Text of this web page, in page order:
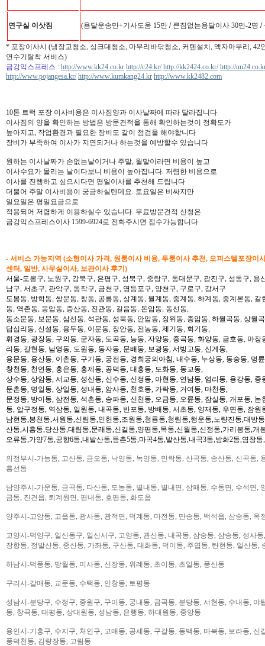
연구실 이삿짐 (용달운송만+기사도움 15만 /큰짐없는용달이사 30만-2명 /
* 포장이사시 (냉장고청소, 싱크대청소, 마무리바닦청소, 커텐설치, 액자마무리,
연수기탈착 서비스)
금강익스프레스 : http://www.kk24.co.kr http://c24.kr/ http://kk2424.co.kr/ http://
http://www.pojangesa.kr/ http://www.kumkang24.kr http://www.kk2482.com
10톤 트럭 포장 이사비용은 이사짐양과 이사날짜에 따라 달라집니다
이사짐의 양을 확인하는 방법은 방문견적을 통해 확인하는것이 정확도가
높아지고, 작업환경과 필요한 장비도 같이 점검을 해야합니다
장비가 부족하여 이사가 지연되거나 하는것을 예방할수 있습니다
원하는 이사날짜가 손없는날이거나 주말, 월말이라면 비용이 높고
이사수요가 몰리는 날이다보니 비용이 높아집니다. 저렴한 비용으로
이사를 진행하고 싶으시다면 평일이사를 추천해 드립니다
더불어 주말 이사비용이 궁금하실텐데요. 토요일은 비싸지만
일요일은 평일요금으로
적용되어 저렴하게 이용하실수 있습니다. 무료방문견적 신청은
금강익스프레스이사 1599-6924로 전화주시면 접수가능합니다
- 서비스 가능지역 (소형이사 가격, 원룸이사 비용, 투룸이사 추천, 오피스텔포장이
센터, 일반, 사무실이사, 보관이사 후기)
서울-도봉구, 노원구, 강북구, 은평구, 성북구, 중랑구, 동대문구, 광진구, 성동구,
남구, 서초구, 관악구, 동작구, 금천구, 영등포구, 양천구, 구로구, 강서구
도봉동, 방학동, 쌍문동, 창동, 공릉동, 상계동, 월계동, 중계동, 하계동, 중계본동,
동, 역촌동, 응암동, 증산동, 진관동, 길음동, 돈암동, 동선동,
동소문동, 보문동, 삼선동, 석관동, 성북동, 안암동, 장위동, 종암동, 하월곡동, 상월
답십리동, 신설동, 용두동, 이문동, 장안동, 전농동, 제기동, 회기동,
휘경동, 광장동, 구의동, 군자동, 도곡동, 능동, 자양동, 중곡동, 화양동, 금호동, 마
리동, 갈현동, 남영동, 도원동, 동자동, 문배동, 보광동, 서빙고동, 신계동,
용문동, 용산동, 이촌동, 구기동, 궁전동, 경희궁의아침, 내수동, 누상동, 동숭동, 명
창천동, 천연동, 홍은동, 홍제동, 공덕동, 대흥동, 도화동, 동교동,
상수동, 상암동, 서교동, 성산동, 신수동, 신정동, 아현동, 연남동, 염리동, 용강동,
둔촌동, 명일동, 상일동, 성내동, 암사동, 천호동, 가락동, 거여동, 마천동,
문정동, 방이동, 삼전동, 석촌동, 송파동, 신천동, 오금동, 오륜동, 잠실동, 개포동,
동, 압구정동, 역삼동, 일원동, 내곡동, 반포동, 방배동, 서초동, 양재동, 우면동, 잠원
남현동,봉천동,서원동,신림동,인헌동,조원동,청룡동,청림동,행운동,노량진동,대방
산동,시흥동,당산동,대림동,문래동,신길동,양평동,목동,신월동,신정동,가리봉동,개
오류동,가양7동,공항6동,내발산동,등촌5동,마곡4동,발산동,내곡3동,방화2동,염창동
의정부시-가능동, 고산동, 금오동, 낙양동, 녹양동, 민락동, 산곡동, 송산동, 신곡동,
흥선동
남양주시-가운동, 금곡동, 다산동, 도농동, 별내동, 별내면, 삼패동, 수동면, 수석면,
금동, 진건읍, 퇴계원면, 평내동, 호평동, 화도읍
양주시-고암동, 고읍동, 광사동, 광적면, 덕계동, 마전동, 만송동, 백석읍, 삼숭동, 옥
고양시-덕양구, 일산동구, 일산서구, 고양동, 관산동, 내곡동, 삼숭동, 삼송동, 성사
장항동, 정발산동, 중산동, 가좌동, 구산동, 대화동, 덕이동, 주엽동, 탄현동, 일산동,
하남시-덕풍동, 망월동, 미사동, 신장동, 위례동, 초이동, 초일동, 풍산동
구리시-갈매동, 교문동, 수택동, 인창동, 토평동
성남시-분당구, 수정구, 중원구, 구미동, 궁내동, 금곡동, 분당동, 서현동, 수내동,
동, 창곡동, 태평동, 상대원동, 성남동, 은행동, 하대원동, 중앙동
용인시-기흥구, 수지구, 처인구, 고매동, 공세동, 구갈동, 동백동, 마북동, 보라동,
풍덕천동, 김량장동, 고림동